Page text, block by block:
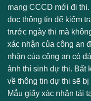
mang CCCD mới đi
đọc thông tin để kiểm
trước ngày thi mà
xác nhận của công an
nhận của công an có
ảnh thí sinh dự thi. Bất
về thông tin dự thi sẽ
Mẫu giấy xác nhận tải